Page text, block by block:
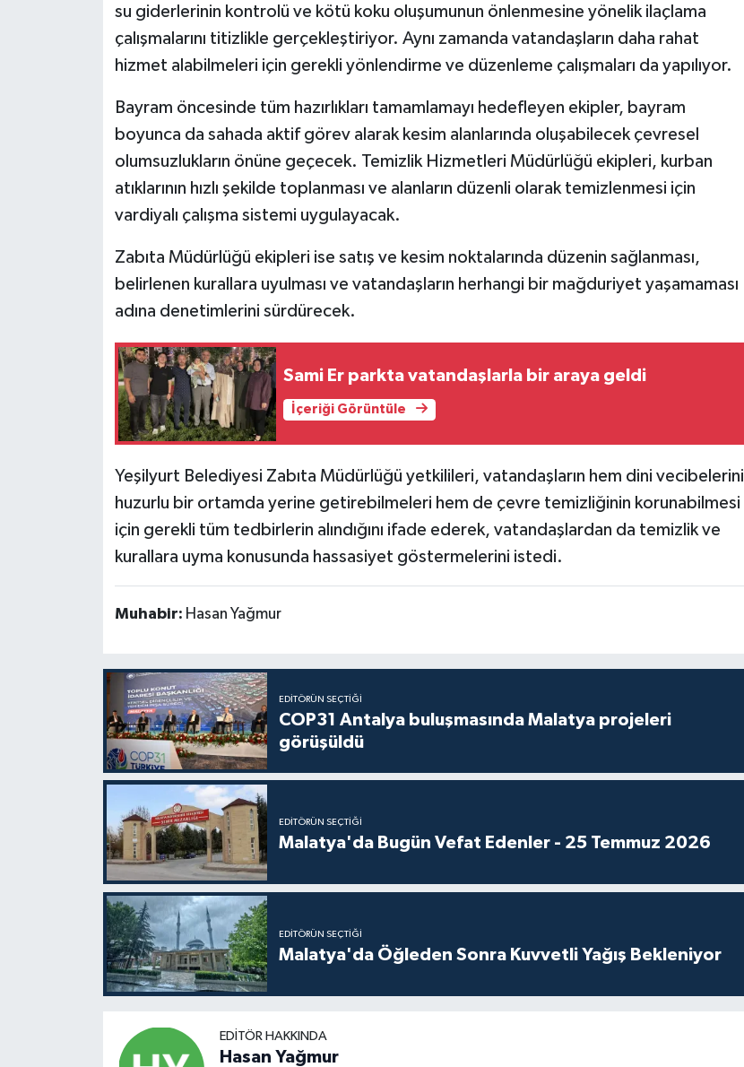
su giderlerinin kontrolü ve kötü koku oluşumunun önlenmesine yönelik ilaçlama
çalışmalarını titizlikle gerçekleştiriyor. Aynı zamanda vatandaşların daha rahat
hizmet alabilmeleri için gerekli yönlendirme ve düzenleme çalışmaları da yapılıyor.
Bayram öncesinde tüm hazırlıkları tamamlamayı hedefleyen ekipler, bayram
boyunca da sahada aktif görev alarak kesim alanlarında oluşabilecek çevresel
olumsuzlukların önüne geçecek. Temizlik Hizmetleri Müdürlüğü ekipleri, kurban
atıklarının hızlı şekilde toplanması ve alanların düzenli olarak temizlenmesi için
vardiyalı çalışma sistemi uygulayacak.
Zabıta Müdürlüğü ekipleri ise satış ve kesim noktalarında düzenin sağlanması,
belirlenen kurallara uyulması ve vatandaşların herhangi bir mağduriyet yaşamaması
adına denetimlerini sürdürecek.
Sami Er parkta vatandaşlarla bir araya geldi
İçeriği Görüntüle
Yeşilyurt Belediyesi Zabıta Müdürlüğü yetkilileri, vatandaşların hem dini vecibelerini
huzurlu bir ortamda yerine getirebilmeleri hem de çevre temizliğinin korunabilmesi
için gerekli tüm tedbirlerin alındığını ifade ederek, vatandaşlardan da temizlik ve
kurallara uyma konusunda hassasiyet göstermelerini istedi.
Muhabir: Hasan Yağmur
EDITÖRÜN SEÇTIĞI
COP31 Antalya buluşmasında Malatya projeleri
görüşüldü
EDITÖRÜN SEÇTIĞI
Malatya'da Bugün Vefat Edenler - 25 Temmuz 2026
EDITÖRÜN SEÇTIĞI
Malatya'da Öğleden Sonra Kuvvetli Yağış Bekleniyor
EDITÖR HAKKINDA
Hasan Yağmur